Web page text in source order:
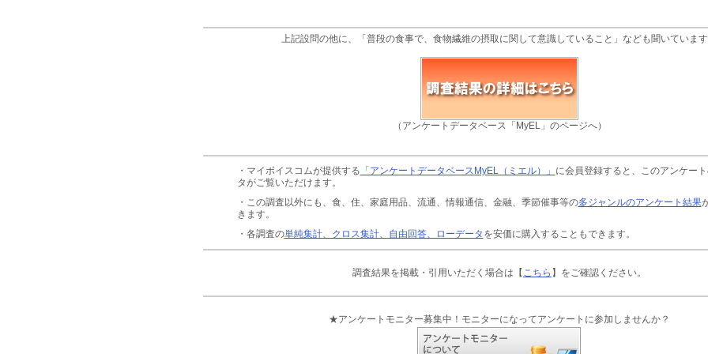
上記設問の他に、「普段の食事で、食物繊維の摂取に関して意識していること」なども聞いています
（アンケートデータベース「MyEL」のページへ）
・マイボイスコムが提供する 「アンケートデータベースMyEL（ミエル）」 に会員登録すると、このアンケー
タがご覧いただけます。
・この調査以外にも、食、住、家庭用品、流通、情報通信、金融、季節催事等の多ジャンルのアンケート結果
きます。
・各調査の単純集計、クロス集計、自由回答、ローデータ を安価に購入することもできます。
調査結果を掲載・引用いただく場合は【 こちら 】をご確認ください。
★アンケートモニター募集中！モニターになってアンケートに参加しませんか？